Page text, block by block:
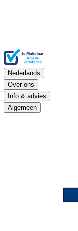
Nederlands
Over ons
Info & advies
Algemeen